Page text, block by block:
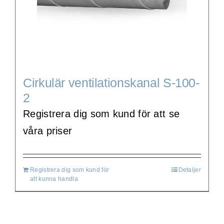
Cirkulär ventilationskanal S-100-
2
Registrera dig som kund för att se
våra priser
Registrera dig som kund för
att kunna handla
Detaljer